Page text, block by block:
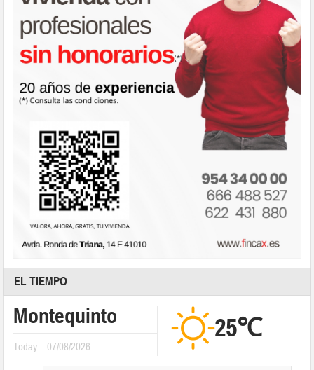
EL TIEMPO
Montequinto
Today 07/08/2026
25℃